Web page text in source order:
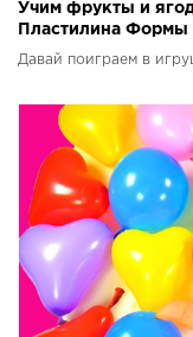
Учим фрукты и
Пластилина
видео
Давай поиграем в